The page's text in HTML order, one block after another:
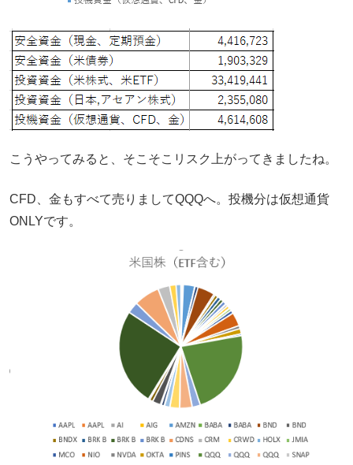
こうやってみると、そこそこリスク上がってきましたね。
CFD、金もすべて売りましてQQQへ。投機分は仮想通貨
ONLYです。